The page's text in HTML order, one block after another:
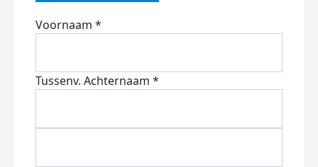
Voornaam *
Tussenv. Achternaam *